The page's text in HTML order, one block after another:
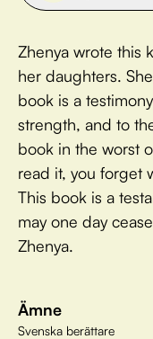
Zhenya wrote this
her daughters.
book is a
strength, and to
book in the worst
read it, you forget
This book is a
may one day
Zhenya.
Ämne
Svenska berättare